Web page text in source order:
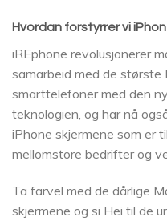
Hvordan forstyrrer vi
iREphone revolusjonerer
samarbeid med de
smarttelefoner med den
teknologien, og har nå
iPhone skjermene som er
mellomstore bedrifter og
Ta farvel med de dårlige
skjermene og si Hei til de